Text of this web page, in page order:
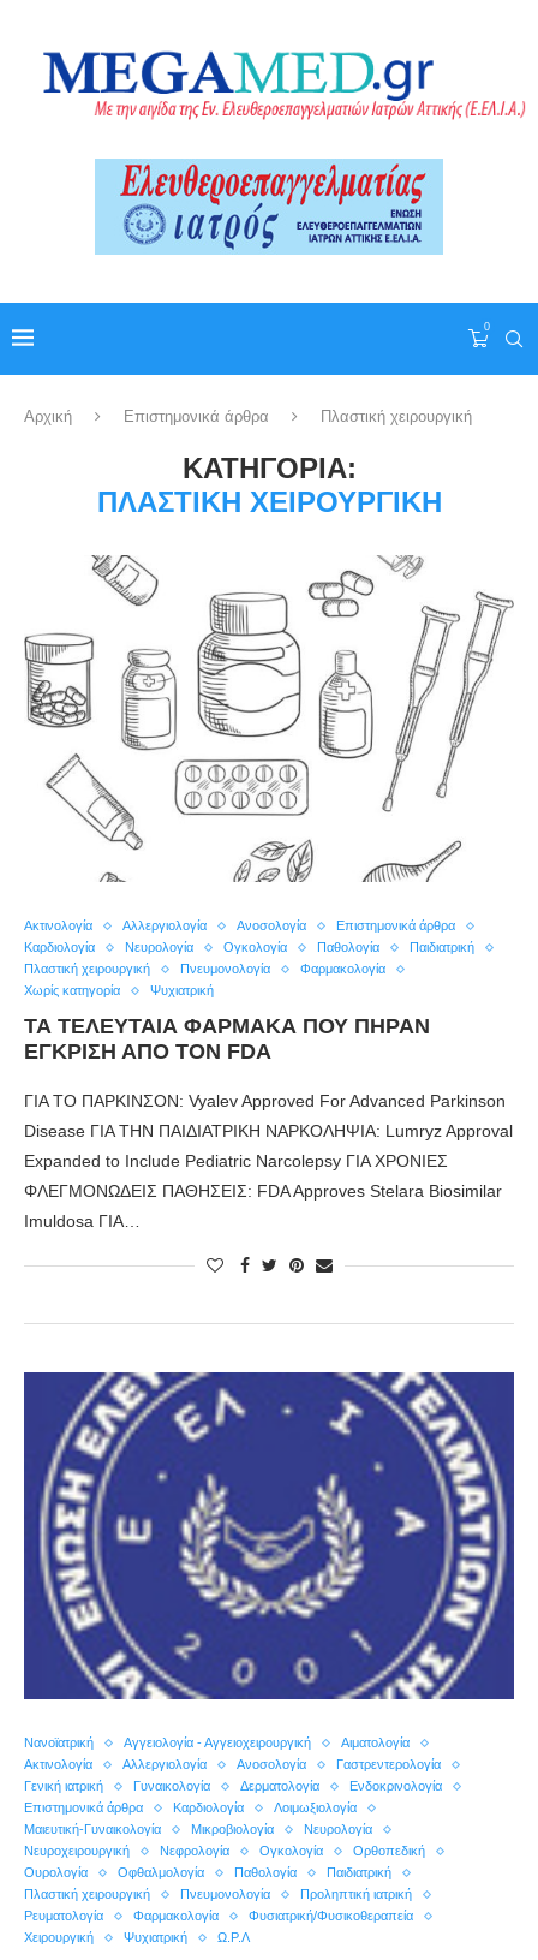
0
Αρχική Επιστημονικά άρθρα Πλαστική χειρουργική
ΚΑΤΗΓΟΡΊΑ:
ΠΛΑΣΤΙΚΉ ΧΕΙΡΟΥΡΓΙΚΉ
Ακτινολογία Αλλεργιολογία Ανοσολογία
Επιστημονικά άρθρα
Καρδιολογία
Νευρολογία Ογκολογία Παθολογία
Παιδιατρική
Πλαστική χειρουργική
Πνευμονολογία
Φαρμακολογία
Χωρίς κατηγορία
Ψυχιατρική
ΤΑ ΤΕΛΕΥΤΑΙΑ ΦΑΡΜΑΚΑ ΠΟΥ ΠΗΡΑΝ
ΕΓΚΡΙΣΗ ΑΠΟ ΤΟΝ FDA
ΓΙΑ ΤΟ ΠΑΡΚΙΝΣΟΝ: Vyalev Approved For Advanced Parkinson
Disease ΓΙΑ ΤΗΝ ΠΑΙΔΙΑΤΡΙΚΗ ΝΑΡΚΟΛΗΨΙΑ: Lumryz Approval
Expanded to Include Pediatric Narcolepsy ΓΙΑ ΧΡΟΝΙΕΣ
ΦΛΕΓΜΟΝΩΔΕΙΣ ΠΑΘΗΣΕΙΣ: FDA Approves Stelara Biosimilar
Imuldosa ΓΙΑ…
Nανοϊατρική Αγγειολογία - Αγγειοχειρουργική
Αιματολογία
Ακτινολογία
Αλλεργιολογία Ανοσολογία
Γαστρεντερολογία
Γενική ιατρική
Γυναικολογία Δερματολογία
Ενδοκρινολογία
Επιστημονικά άρθρα
Καρδιολογία
Λοιμωξιολογία
Μαιευτική-Γυναικολογία
Μικροβιολογία
Νευρολογία
Νευροχειρουργική
Νεφρολογία Ογκολογία
Ορθοπεδική
Ουρολογία
Οφθαλμολογία Παθολογία
Παιδιατρική
Πλαστική χειρουργική
Πνευμονολογία
Προληπτική ιατρική
Ρευματολογία
Φαρμακολογία
Φυσιατρική/Φυσικοθεραπεία
Χειρουργική
Ψυχιατρική Ω.Ρ.Λ